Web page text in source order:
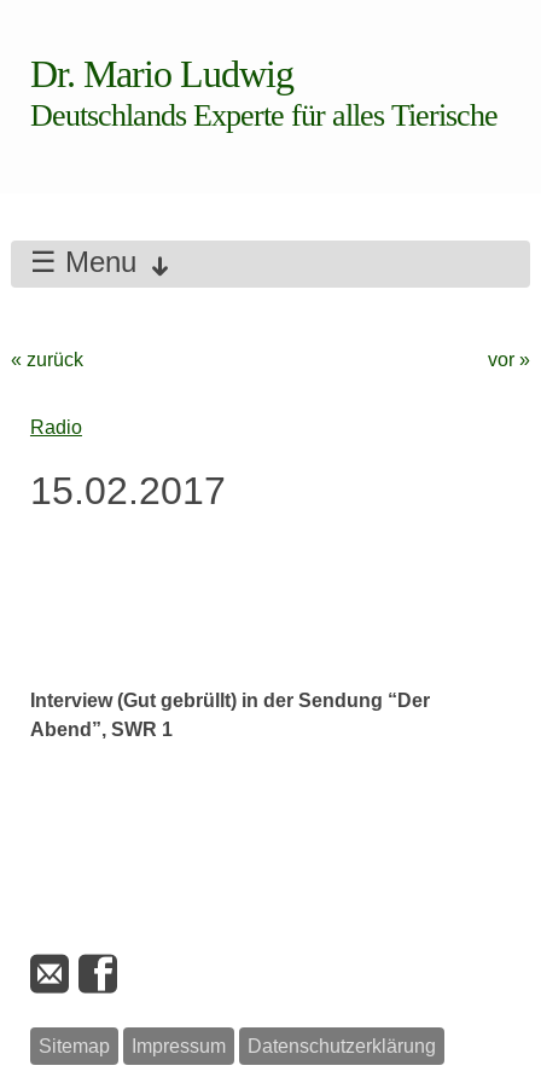
Dr. Mario Ludwig
Deutschlands Experte für alles Tierische
☰ Menu
« zurück vor »
Radio
15.02.2017
Interview (Gut gebrüllt) in der Sendung “Der
Abend”, SWR 1
Sitemap Impressum Datenschutzerklärung